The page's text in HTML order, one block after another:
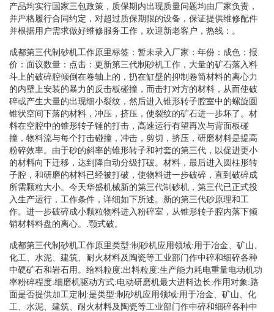
产品均实行国家三包政策，质保期内出现质量问题均由厂家负责，
并严格履行合同约定，对超过质保期限的设备，保证提供维修配件
并根据用户需求做好维修服务工作，欢迎新老客户，热线：。
成都第三代制砂机工作原里标签：暂未录入厂家：年份：成色：报
价：面议数量：点击：更新第三代制砂机工作，大量的矿石落入料
斗上的破碎腔倾倒在卷轴上的，扔在缸壁的抑制卷筒材料的离心力
的内壁上安装的暴力的反击板碰撞，而击打对方的材料，从而使破
碎或产生大量的出现细小裂纹，然后进入锥形转子腔室中的螺旋圆
锥状空间下落的材料，冲压，挤压，使裂纹的矿石进一步坏了。材
料在空腔中的锥形转子锤的打击，高速运行有望再次与背面板碰
撞，物料流与每个打击碰撞，冲击，剪切，挤压，研磨材料是提高
粉碎效率。由于砂的斜率的锥形转子和衬套的第三代，以促进更小
的材料向下迁移，达到降自动分级打破。材料，最后进入圆柱形转
子腔，和研磨的材料已经被打破，使物料进一步破碎，直到破碎成
所需颗粒大小。今天华盛机械新的第三代制砂机，第三代已正式投
入生产运行，工作条件，详细如下所述。新的第三代砂原理和工
作。进一步破碎成小颗粒物料进入粉碎室，从锥形转子腔内落下倾
销材料料盘的离心。.颚式破。
成都第三代制砂机工作原里类型:制砂机应用领域:用于冶金、矿山、
化工、水泥、建筑、耐火材料及陶瓷等工业部门作中碎和细碎各种
中硬矿石和岩石用。给料粒度:出料粒度:生产能力耗电重量电动机功
率粉碎程度:细磨机驱动方式:电动研磨机最大进料边长:作用对象:路
面是否提供加工定制:是类型:制砂机应用领域:用于冶金、矿山、化
工、水泥、建筑、耐火材料及陶瓷等工业部门作中碎和细碎各种中